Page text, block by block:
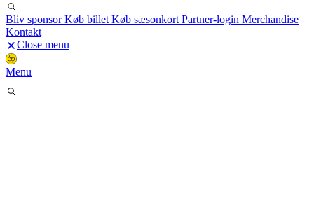
Bliv sponsorKøb billet Køb sæsonkort Partner-login Merchandise
Kontakt
Close menu
Menu